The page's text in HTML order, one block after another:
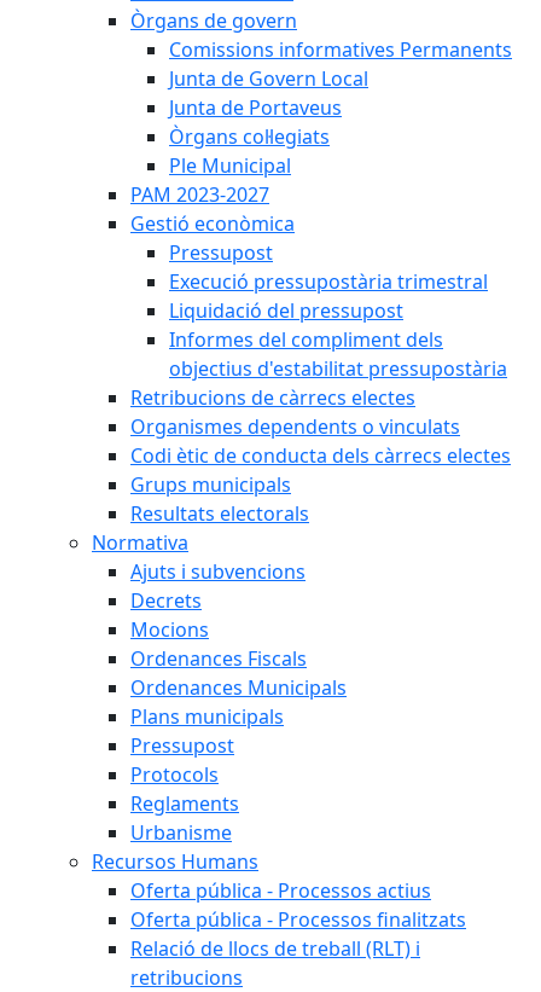
Òrgans de govern
Comissions informatives Permanents
Junta de Govern Local
Junta de Portaveus
Òrgans col·legiats
Ple Municipal
PAM 2023-2027
Gestió econòmica
Pressupost
Execució pressupostària trimestral
Liquidació del pressupost
Informes del compliment dels
objectius d'estabilitat pressupostària
Retribucions de càrrecs electes
Organismes dependents o vinculats
Codi ètic de conducta dels càrrecs electes
Grups municipals
Resultats electorals
Normativa
Ajuts i subvencions
Decrets
Mocions
Ordenances Fiscals
Ordenances Municipals
Plans municipals
Pressupost
Protocols
Reglaments
Urbanisme
Recursos Humans
Oferta pública - Processos actius
Oferta pública - Processos finalitzats
Relació de llocs de treball (RLT) i
retribucions